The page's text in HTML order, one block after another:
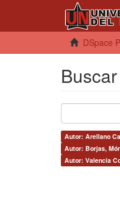
DSpace
Buscar
Autor: Arellano
Autor: Borjas,
Autor: Valencia